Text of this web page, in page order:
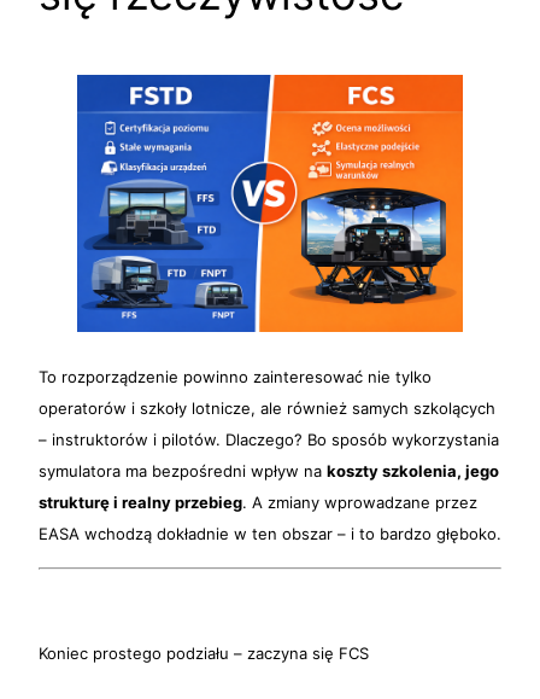
To rozporządzenie powinno zainteresować nie tylko
operatorów i szkoły lotnicze, ale również samych szkolących
– instruktorów i pilotów. Dlaczego? Bo sposób wykorzystania
symulatora ma bezpośredni wpływ na koszty szkolenia, jego
strukturę i realny przebieg. A zmiany wprowadzane przez
EASA wchodzą dokładnie w ten obszar – i to bardzo głęboko.
Koniec prostego podziału – zaczyna się FCS